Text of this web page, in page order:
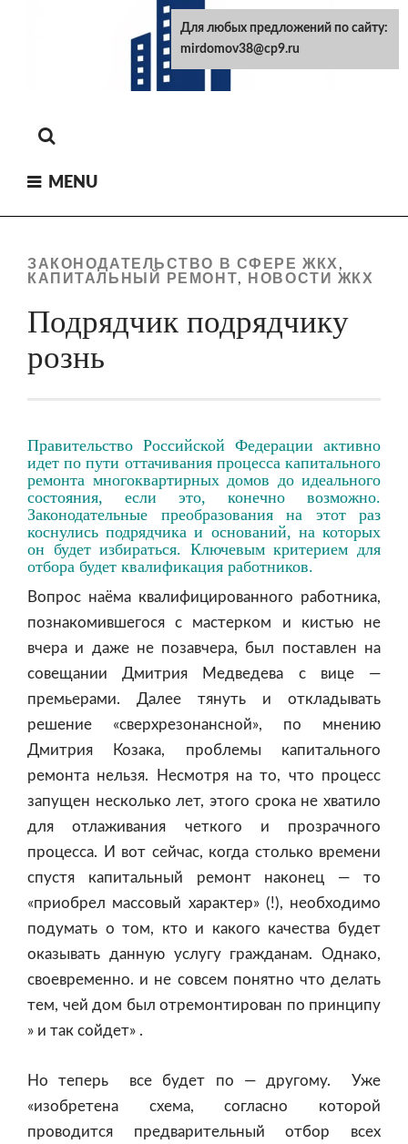
MENU
ЗАКОНОДАТЕЛЬСТВО В СФЕРЕ ЖКХ ,
КАПИТАЛЬНЫЙ РЕМОНТ, НОВОСТИ ЖКХ
Подрядчик подрядчику
рознь
Правительство Российской Федерации активно
идет по пути оттачивания процесса капитального
ремонта многоквартирных домов до идеального
состояния, если это, конечно возможно.
Законодательные преобразования на этот раз
коснулись подрядчика и оснований, на которых
он будет избираться. Ключевым критерием для
отбора будет квалификация работников.
Вопрос наёма квалифицированного работника,
познакомившегося с мастерком и кистью не
вчера и даже не позавчера, был поставлен на
совещании Дмитрия Медведева с вице —
премьерами. Далее тянуть и откладывать
решение «сверхрезонансной», по мнению
Дмитрия Козака, проблемы капитального
ремонта нельзя. Несмотря на то, что процесс
запущен несколько лет, этого срока не хватило
для отлаживания четкого и прозрачного
процесса. И вот сейчас, когда столько времени
спустя капитальный ремонт наконец — то
«приобрел массовый характер» (!), необходимо
подумать о том, кто и какого качества будет
оказывать данную услугу гражданам. Однако,
своевременно. и не совсем понятно что делать
тем, чей дом был отремонтирован по принципу
» и так сойдет» .
Но теперь все будет по — другому. Уже
«изобретена схема, согласно которой
проводится предварительный отбор всех
Для любых предложений по сайту:
mirdomov38@cp9.ru